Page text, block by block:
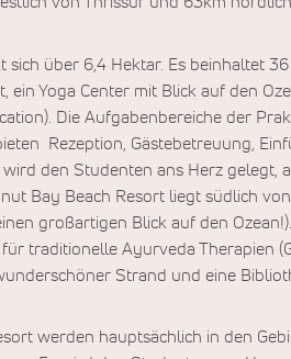
über 6,4 Hektar. Es beinhaltet
Yoga Center mit Blick auf den
Die Aufgabenbereiche der
Rezeption, Gästebetreuung,
den Studenten ans Herz gelegt,
Bay Beach Resort liegt südlich
großartigen Blick auf den
traditionelle Ayurveda Therapien
Strand und eine
werden hauptsächlich in den